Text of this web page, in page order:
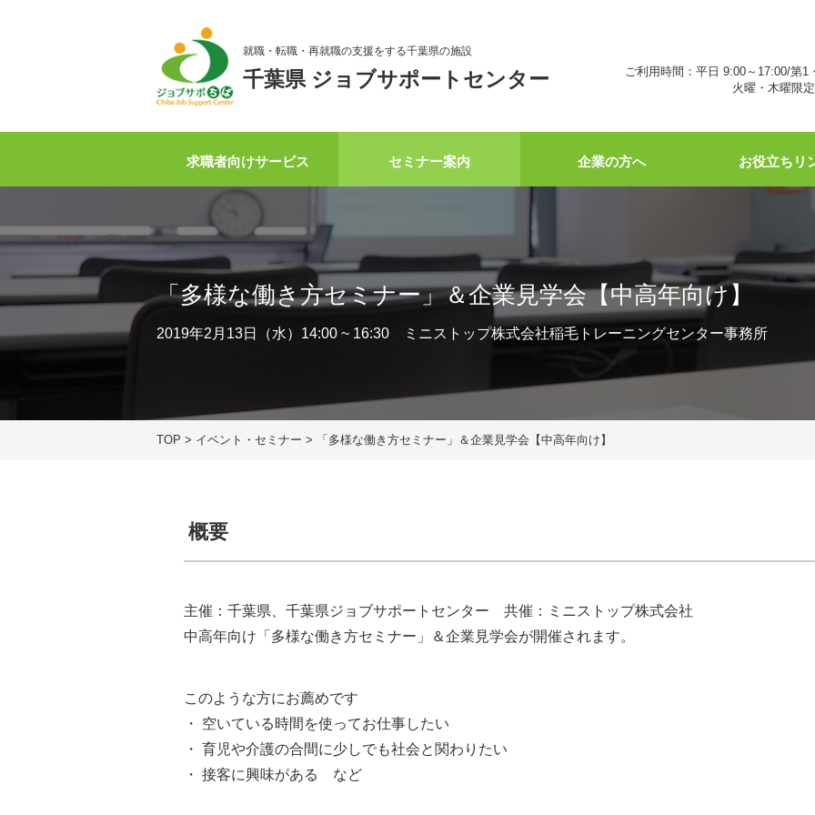
就職・転職・再就職の支援をする千葉県の施設
千葉県 ジョブサポートセンター
ご利用時間：平日 9:00～17:00/第
火曜・木曜限
求職者向けサービス セミナー案内 企業の方へ お役立ちリ
「多様な働き方セミナー」＆企業見学会【中高年向け】
2019年2月13日（水）14:00 ~ 16:30 ミニストップ株式会社稲毛トレーニングセンター事務所
TOP > イベント・セミナー > 「多様な働き方セミナー」＆企業見学会【中高年向け】
概要
主催：千葉県、千葉県ジョブサポートセンター 共催：ミニストップ株式会社
中高年向け「多様な働き方セミナー」＆企業見学会が開催されます。
このような方にお薦めです
・ 空いている時間を使ってお仕事したい
・ 育児や介護の合間に少しでも社会と関わりたい
・ 接客に興味がある など